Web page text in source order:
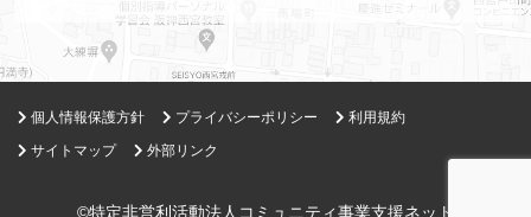
個人情報保護方針 プライバシーポリシー
利用規約
サイトマップ
外部リンク
©特定非営利活動法人コミュニティ事業支援ネット